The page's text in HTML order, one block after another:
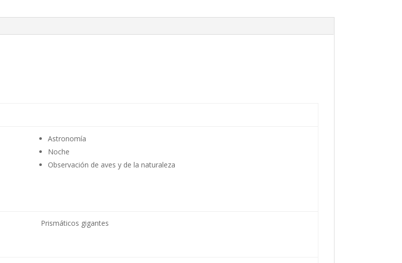
Astronomía
Noche
Observación de aves y de la naturaleza
Prismáticos gigantes